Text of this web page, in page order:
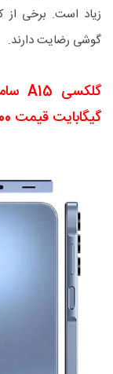
زیاد است. برخی از
گوشی رضایت دارند.
گیگابایت قیمت 9/900/000